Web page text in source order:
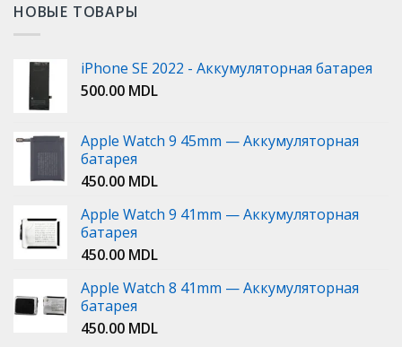
НОВЫЕ ТОВАРЫ
iPhone SE 2022 - Аккумуляторная батарея
500.00 MDL
Apple Watch 9 45mm — Аккумуляторная
батарея
450.00 MDL
Apple Watch 9 41mm — Аккумуляторная
батарея
450.00 MDL
Apple Watch 8 41mm — Аккумуляторная
батарея
450.00 MDL